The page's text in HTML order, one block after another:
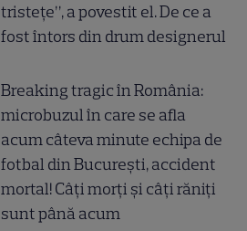
tristețe”, a povestit el. De ce a
fost întors din drum designerul
Breaking tragic în România:
microbuzul în care se afla
acum câteva minute echipa de
fotbal din București, accident
mortal! Câți morți și câți răniți
sunt până acum